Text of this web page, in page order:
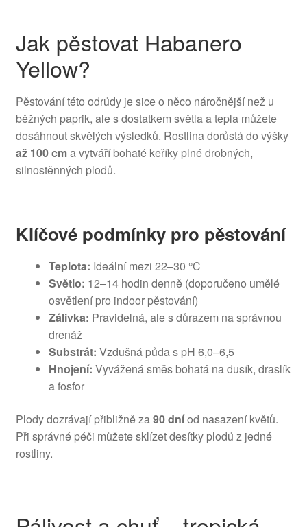
Jak pěstovat Habanero
Yellow?
Pěstování této odrůdy je sice o něco náročnější než u
běžných paprik, ale s dostatkem světla a tepla můžete
dosáhnout skvělých výsledků. Rostlina dorůstá do výšky
až 100 cma vytváří bohaté keříky plné drobných,
silnostěnných plodů.
Klíčové podmínky pro pěstování
Teplota: Ideální mezi 22–30 °C
Světlo: 12–14 hodin denně (doporučeno umělé
osvětlení pro indoor pěstování)
Zálivka: Pravidelná, ale s důrazem na správnou
drenáž
Substrát: Vzdušná půda s pH 6,0–6,5
Hnojení: Vyvážená směs bohatá na dusík, draslík
a fosfor
Plody dozrávají přibližně za90 dníod nasazení květů.
Při správné péči můžete sklízet desítky plodů z jedné
rostliny.